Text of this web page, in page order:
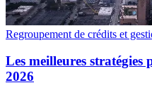
Regroupement de crédits et
Les meilleures stratégies
2026